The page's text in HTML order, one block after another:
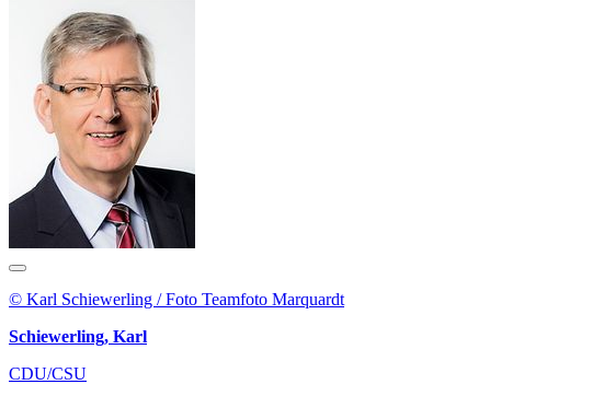
© Karl Schiewerling / Foto Teamfoto Marquardt
Schiewerling, Karl
CDU/CSU